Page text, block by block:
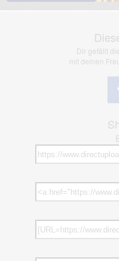
Dir gefällt
mit deinen